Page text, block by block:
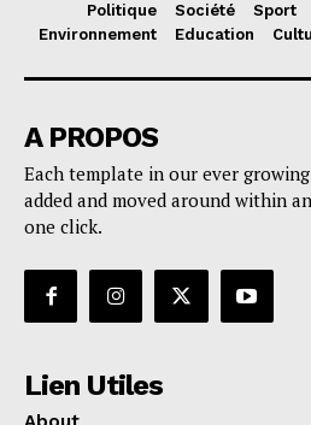
Politique Société Sport
Environnement
Education
A PROPOS
Each template in our ever
added and moved around within
one click.
Lien Utiles